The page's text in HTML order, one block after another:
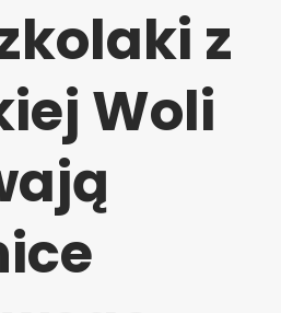
z
Woli